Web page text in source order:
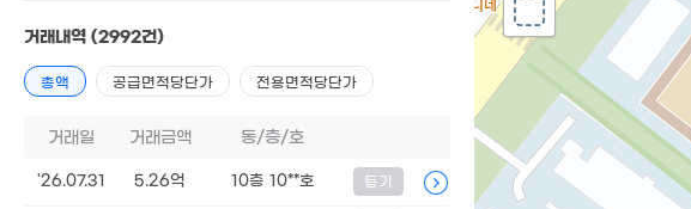
거래내역 (2992건)
총액 공급면적당단가 전용면적당단가
거래일 거래금액 동/층/호
'26.07.31 5.26억 10층 10**호 등기